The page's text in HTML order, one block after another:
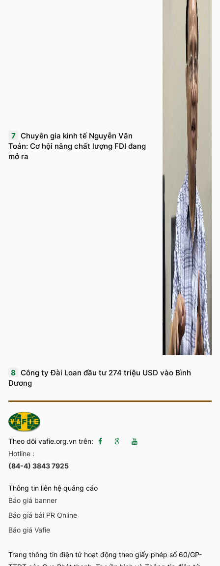
7 Chuyên gia kinh tế Nguyễn Văn
Toản: Cơ hội nâng chất lượng FDI đang
mở ra
8 Công ty Đài Loan đầu tư 274 triệu USD vào Bình
Dương
Theo dõi vafie.org.vn trên:
Hotline :
(84-4) 3843 7925
Thông tin liên hệ quảng cáo
Báo giá banner
Báo giá bài PR Online
Báo giá Vafie
Trang thông tin điện tử hoạt động theo giấy phép số 60/GP-